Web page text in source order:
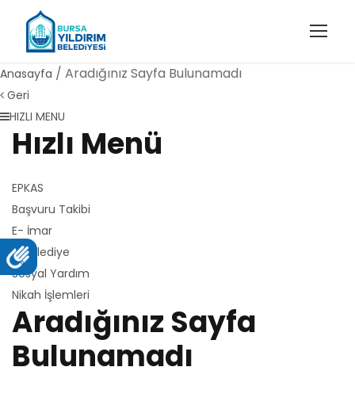
Anasayfa / Aradığınız Sayfa Bulunamadı
Geri
HIZLI MENU
Hızlı Menü
EPKAS
Başvuru Takibi
E- İmar
E-Belediye
Sosyal Yardım
Nikah İşlemleri
Aradığınız Sayfa
Bulunamadı